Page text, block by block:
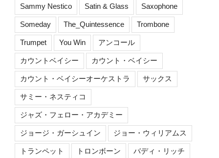
Sammy Nestico Satin & Glass Saxophone
Someday The_Quintessence Trombone
Trumpet You Win アンコール
カウントベイシー カウント・ベイシー
カウント・ベイシーオーケストラ サックス
サミー・ネスティコ
ジャズ・フェロー・アカデミー
ジョージ・ガーシュイン ジョー・ウィリアムス
トランペット トロンボーン バディ・リッチ